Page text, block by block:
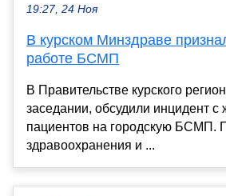
19:27, 24 Ноя
В курском Минздраве
работе БСМП
В Правительстве курского
заседании, обсудили инцидент с
пациентов на городскую БСМП.
здравоохранения и ...